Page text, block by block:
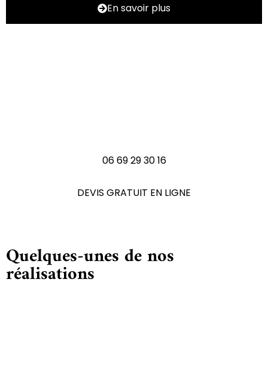
En savoir plus
06 69 29 30 16
DEVIS GRATUIT EN LIGNE
Quelques-unes de nos
réalisations